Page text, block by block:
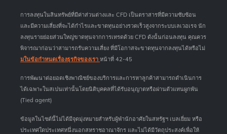
การลงทุนในสินทรัพย์ที่มีค่าส่วนต่างและ CFD เป็นตราสารที่มีความซับซ้อน
และมีความเสี่ยงที่จะได้กำไรและขาดทุนอย่างรวดเร็วสูงจากระบบเลเวอเรจ นัก
ลงทุนรายย่อยส่วนใหญ่ขาดทุนจากการเทรดด้วย CFD ดังนั้นก่อนลงทุน คุณควร
พิจารณาก่อนว่าสามารถรับความเสี่ยง ที่มีโอกาสจะขาดทุนจากลงทุนได้หรือไม่
มในข้อกำหนดเรื่องธุรกิจของเรา หน้าที่ 42-45
การพัฒนาต่อยอดเชิงพาณิชย์ของบริการและการหาลูกค้าสามารถดำเนินการ
ได้เฉพาะในสเปนเท่านั้นโดยนิติบุคคลที่ได้รับอนุญาตหรือผ่านตัวแทนผูกพัน
(Tied agent)
ข้อมูลในไซต์นี้ไม่ได้มีจุดมุ่งหมายสำหรับผู้พำนักอาศัยในสหรัฐฯ เบลเยี่ยม หรือ
ประเทศใดประเทศหนึ่งนอกสหราชอาณาจักร และไม่ได้มีวัตถุประสงค์เพื่อให้